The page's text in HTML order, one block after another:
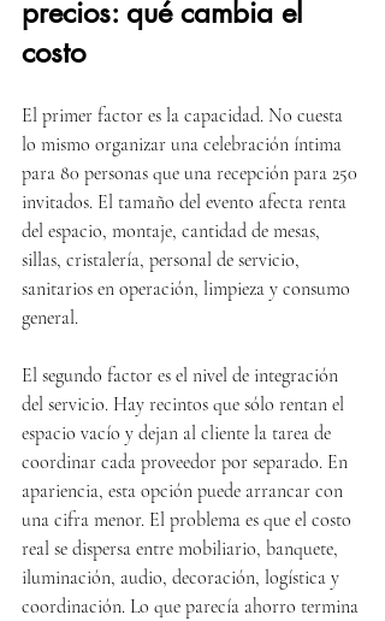
precios: qué cambia el
costo
El primer factor es la capacidad. No cuesta
lo mismo organizar una celebración íntima
para 80 personas que una recepción para 250
invitados. El tamaño del evento afecta renta
del espacio, montaje, cantidad de mesas,
sillas, cristalería, personal de servicio,
sanitarios en operación, limpieza y consumo
general.
El segundo factor es el nivel de integración
del servicio. Hay recintos que sólo rentan el
espacio vacío y dejan al cliente la tarea de
coordinar cada proveedor por separado. En
apariencia, esta opción puede arrancar con
una cifra menor. El problema es que el costo
real se dispersa entre mobiliario, banquete,
iluminación, audio, decoración, logística y
coordinación. Lo que parecía ahorro termina